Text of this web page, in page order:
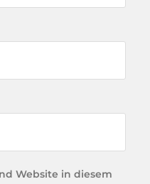
Website in diesem